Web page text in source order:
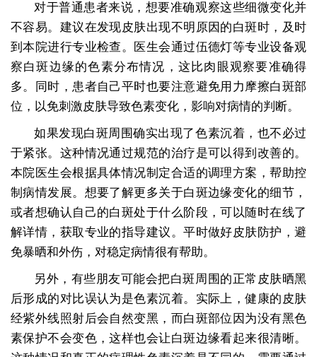
对于普通患者来说，想要准确观察这些细微变化并
不容易。建议在发现皮肤出现不明原因的白斑时，及时
到本院进行专业检查。医生会通过伍德灯等专业设备观
察白斑边缘的色素分布情况，这比肉眼观察要准确得
多。同时，患者自己平时也要注意避免用力摩擦白斑部
位，以免刺激皮肤导致色素变化，影响对病情的判断。
如果发现白斑周围确实出现了色素沉着，也不必过
于紧张。这种情况通过规范的治疗是可以得到改善的。
本院医生会根据具体情况制定合适的调理方案，帮助控
制病情发展。想要了解更多关于白斑边缘变化的细节，
或者想确认自己的白斑处于什么阶段，可以随时在线了
解详情，获取专业的指导建议。平时做好皮肤防护，避
免暴晒和外伤，对稳定病情很有帮助。
另外，有些朋友可能会把白斑周围的正常皮肤晒黑
后形成的对比误认为是色素沉着。实际上，健康的皮肤
经紫外线照射后会自然变黑，而白斑部位因为没有黑色
素保护不会变色，这样也会让白斑边缘看起来很清晰。